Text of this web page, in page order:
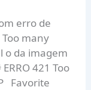
erro de
many
o da imagem
421 Too
Favorite